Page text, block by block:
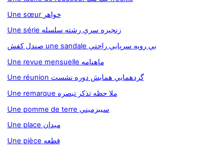
Une sœur خواهر
Une série زنجيره سري رشته سلسله
صندل کفش une sandale بي رويه سرپايي راحتي
Une revue mensuelle ماهنامه
Une réunion گردهمايي همايش دوره نشست
Une remarque ملا حظه تذکر تبصره
Une pomme de terre سيبزميني
Une place ميدان
Une pièce قطعه